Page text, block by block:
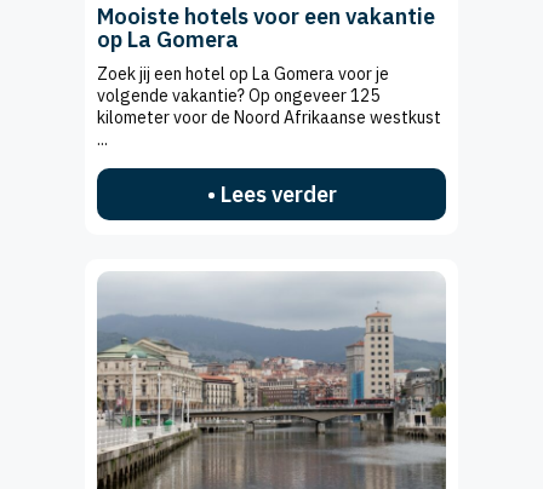
Mooiste hotels voor een vakantie
op La Gomera
Zoek jij een hotel op La Gomera voor je
volgende vakantie? Op ongeveer 125
kilometer voor de Noord Afrikaanse westkust
...
• Lees verder